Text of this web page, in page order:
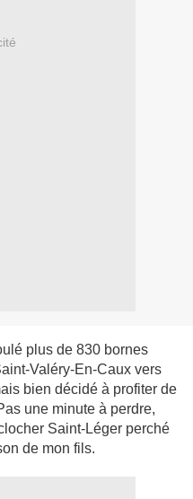
plus de 830 bornes
Valéry-En-Caux vers
bien décidé à profiter de
une minute à perdre,
Saint-Léger perché
de mon fils.